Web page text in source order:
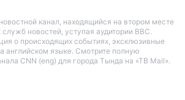
канал, находящийся на втором месте
новостей, уступая аудитории BBC.
о происходящих событиях, эксклюзивные
английском языке. Смотрите полную
CNN (eng) для города Тында на «ТВ Mail».